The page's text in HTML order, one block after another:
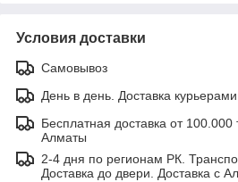
Условия доставки
Самовывоз
День в день. Доставка
Бесплатная доставка от 100.000
Алматы
2-4 дня по регионам РК.
Доставка до двери. Доставка с